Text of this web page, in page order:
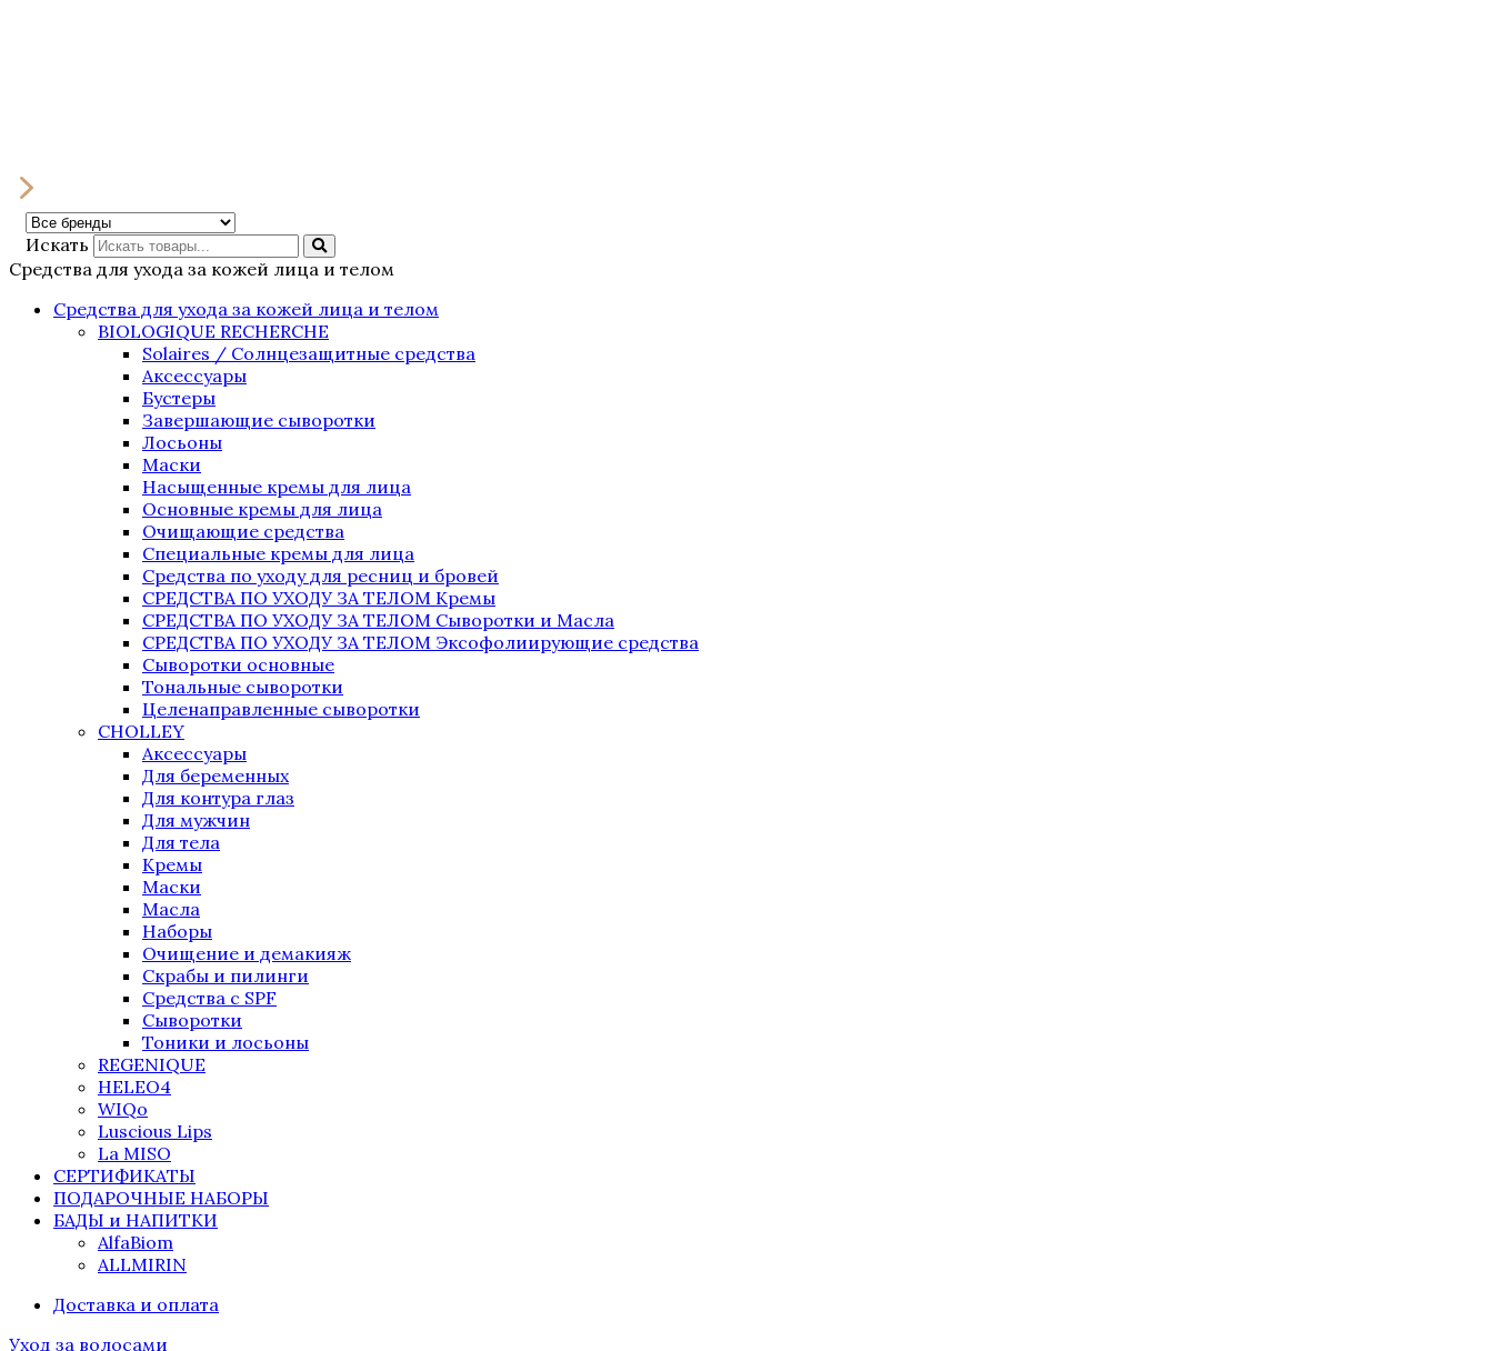
Искать
Средства для ухода за кожей лица и телом
Средства для ухода за кожей лица и телом
BIOLOGIQUE RECHERCHE
Solaires / Солнцезащитные средства
Аксессуары
Бустеры
Завершающие сыворотки
Лосьоны
Маски
Насыщенные кремы для лица
Основные кремы для лица
Очищающие средства
Специальные кремы для лица
Средства по уходу для ресниц и бровей
СРЕДСТВА ПО УХОДУ ЗА ТЕЛОМ Кремы
СРЕДСТВА ПО УХОДУ ЗА ТЕЛОМ Сыворотки и Масла
СРЕДСТВА ПО УХОДУ ЗА ТЕЛОМ Эксофолиирующие средства
Сыворотки основные
Тональные сыворотки
Целенаправленные сыворотки
CHOLLEY
Аксессуары
Для беременных
Для контура глаз
Для мужчин
Для тела
Кремы
Маски
Масла
Наборы
Очищение и демакияж
Скрабы и пилинги
Средства с SPF
Сыворотки
Тоники и лосьоны
REGENIQUE
HELEO4
WIQo
Luscious Lips
La MISO
СЕРТИФИКАТЫ
ПОДАРОЧНЫЕ НАБОРЫ
БАДЫ и НАПИТКИ
AlfaBiom
ALLMIRIN
Доставка и оплата
Уход за волосами